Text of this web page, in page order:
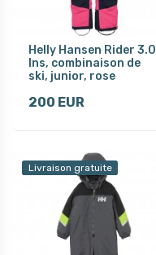
Helly Hansen Rider 3.0
Ins, combinaison de
ski, junior, rose
200 EUR
Livraison gratuite